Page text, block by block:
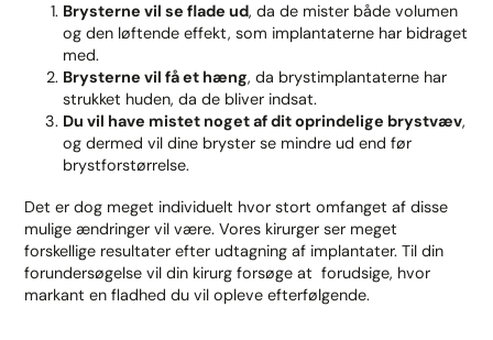
Brysterne vil se flade ud, da de mister både volumen
og den løftende effekt, som implantaterne har bidraget
med.
Brysterne vil få et hæng, da brystimplantaterne har
strukket huden, da de bliver indsat.
Du vil have mistet noget af dit oprindelige brystvæv,
og dermed vil dine bryster se mindre ud end før
brystforstørrelse.
Det er dog meget individuelt hvor stort omfanget af disse
mulige ændringer vil være. Vores kirurger ser meget
forskellige resultater efter udtagning af implantater. Til din
forundersøgelse vil din kirurg forsøge at forudsige, hvor
markant en fladhed du vil opleve efterfølgende.